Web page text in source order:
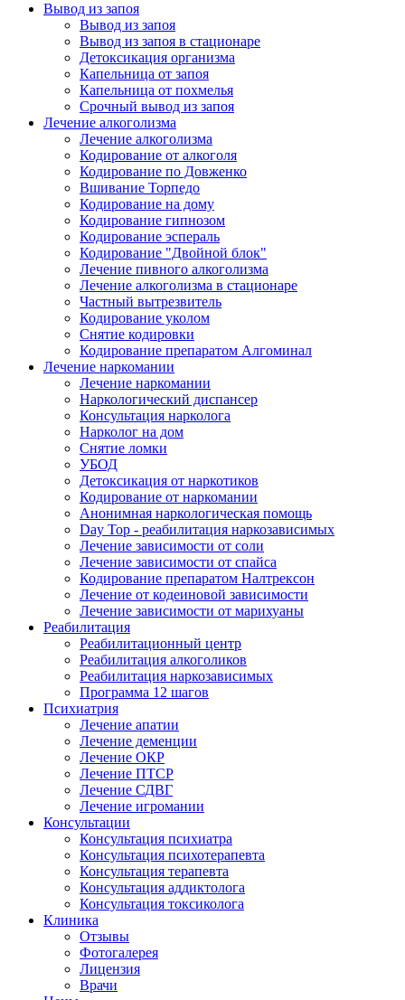
Вывод из запоя
Вывод из запоя
Вывод из запоя в стационаре
Детоксикация организма
Капельница от запоя
Капельница от похмелья
Срочный вывод из запоя
Лечение алкоголизма
Лечение алкоголизма
Кодирование от алкоголя
Кодирование по Довженко
Вшивание Торпедо
Кодирование на дому
Кодирование гипнозом
Кодирование эспераль
Кодирование "Двойной блок"
Лечение пивного алкоголизма
Лечение алкоголизма в стационаре
Частный вытрезвитель
Кодирование уколом
Снятие кодировки
Кодирование препаратом Алгоминал
Лечение наркомании
Лечение наркомании
Наркологический диспансер
Консультация нарколога
Нарколог на дом
Снятие ломки
УБОД
Детоксикация от наркотиков
Кодирование от наркомании
Анонимная наркологическая помощь
Day Top - реабилитация наркозависимых
Лечение зависимости от соли
Лечение зависимости от спайса
Кодирование препаратом Налтрексон
Лечение от кодеиновой зависимости
Лечение зависимости от марихуаны
Реабилитация
Реабилитационный центр
Реабилитация алкоголиков
Реабилитация наркозависимых
Программа 12 шагов
Психиатрия
Лечение апатии
Лечение деменции
Лечение ОКР
Лечение ПТСР
Лечение СДВГ
Лечение игромании
Консультации
Консультация психиатра
Консультация психотерапевта
Консультация терапевта
Консультация аддиктолога
Консультация токсиколога
Клиника
Отзывы
Фотогалерея
Лицензия
Врачи